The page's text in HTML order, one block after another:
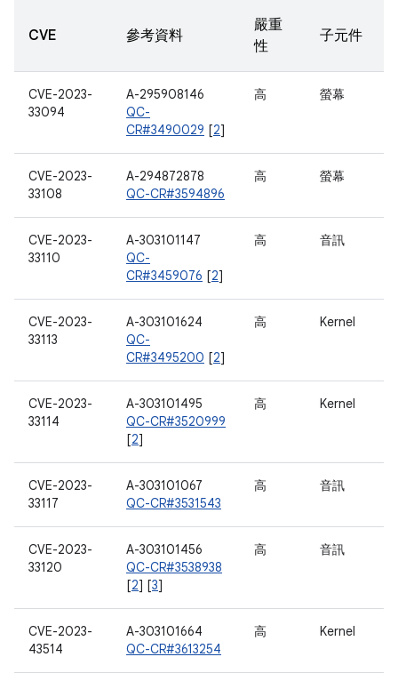
CVE 參考資料
嚴重
性
子元件
CVE-2023-
33094
A-295908146
QC-
CR#3490029 [2]
高 螢幕
CVE-2023-
33108
A-294872878
QC-CR#3594896
高 螢幕
CVE-2023-
33110
A-303101147
QC-
CR#3459076 [2]
高 音訊
CVE-2023-
33113
A-303101624
QC-
CR#3495200 [2]
高 Kernel
CVE-2023-
33114
A-303101495
QC-CR#3520999
[2]
高 Kernel
CVE-2023-
33117
A-303101067
QC-CR#3531543
高 音訊
CVE-2023-
33120
A-303101456
QC-CR#3538938
[2] [3]
高 音訊
CVE-2023-
43514
A-303101664
QC-CR#3613254
高 Kernel